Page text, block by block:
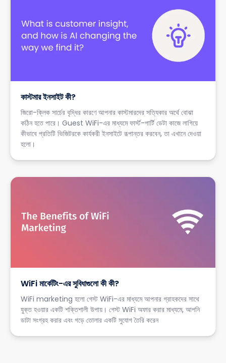
কাস্টমার ইনসাইট কী?
জিরো-ক্লিক সার্চের বৃদ্ধির কারণে আপনার কাস্টমারদের সত্যিকার অর্থে বোঝা
কঠিন হতে পারে। Guest WiFi-এর মাধ্যমে ফার্স্ট-পার্টি ডেটা কাজে লাগিয়ে
কীভাবে প্রতিটি ভিজিটরকে কার্যকরী ইনসাইটে রূপান্তর করবেন, তা এখানে দেওয়া
হলো।
WiFi মার্কেটিং-এর সুবিধাগুলো কী কী?
WiFi marketing হলো গেস্ট WiFi-এর মাধ্যমে আপনার গ্রাহকদের সাথে
যুক্ত হওয়ার একটি শক্তিশালী উপায়। গেস্ট WiFi অফার করার মাধ্যমে, আপনি
ডাটা সংগ্রহ করার এবং গড়ে তোলার একটি সুযোগ তৈরি করেন